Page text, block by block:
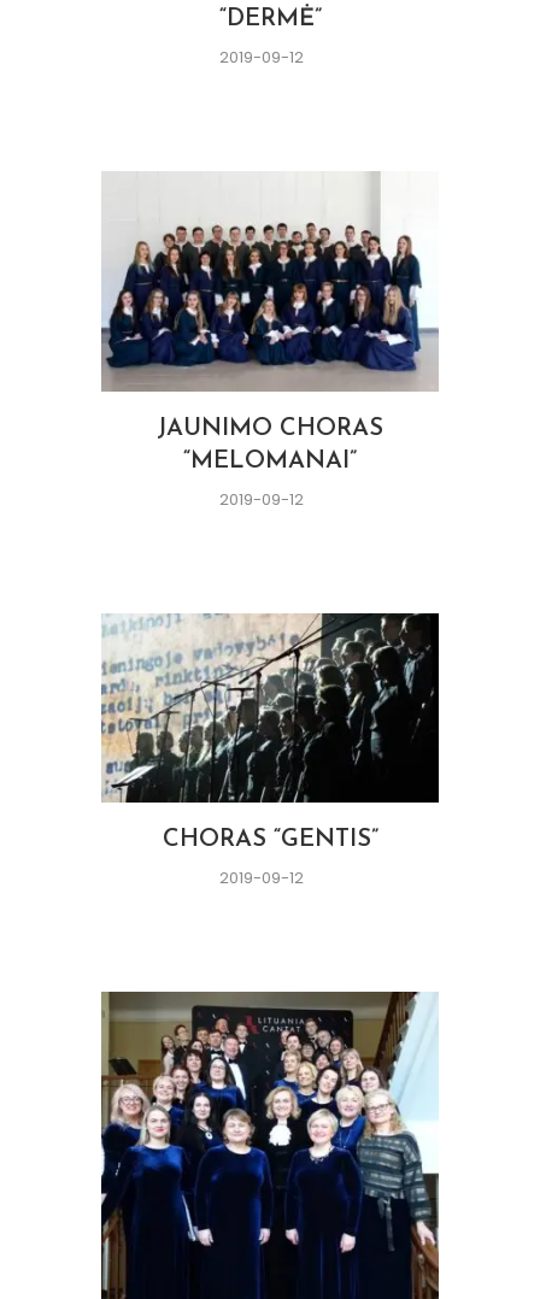
“DERMĖ”
2019-09-12
JAUNIMO CHORAS
“MELOMANAI”
2019-09-12
CHORAS “GENTIS”
2019-09-12